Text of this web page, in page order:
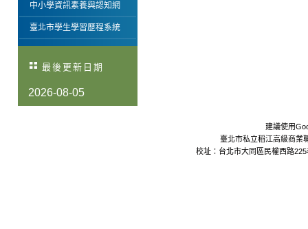
中小學資訊素養與認知網
臺北市學生學習歷程系統
最後更新日期
2026-08-05
建議使用
臺北市私立稻江高級商業
校址：台北市大同區民權西路